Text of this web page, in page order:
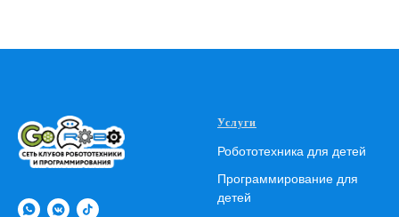
Услуги
Робототехника для детей
Программирование для
детей